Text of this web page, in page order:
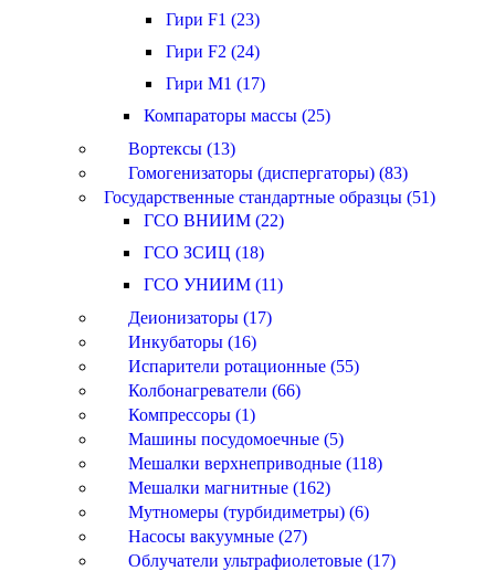
Гири F1 (23)
Гири F2 (24)
Гири M1 (17)
Компараторы массы (25)
Вортексы (13)
Гомогенизаторы (диспергаторы) (83)
Государственные стандартные образцы (51)
ГСО ВНИИМ (22)
ГСО ЗСИЦ (18)
ГСО УНИИМ (11)
Деионизаторы (17)
Инкубаторы (16)
Испарители ротационные (55)
Колбонагреватели (66)
Компрессоры (1)
Машины посудомоечные (5)
Мешалки верхнеприводные (118)
Мешалки магнитные (162)
Мутномеры (турбидиметры) (6)
Насосы вакуумные (27)
Облучатели ультрафиолетовые (17)